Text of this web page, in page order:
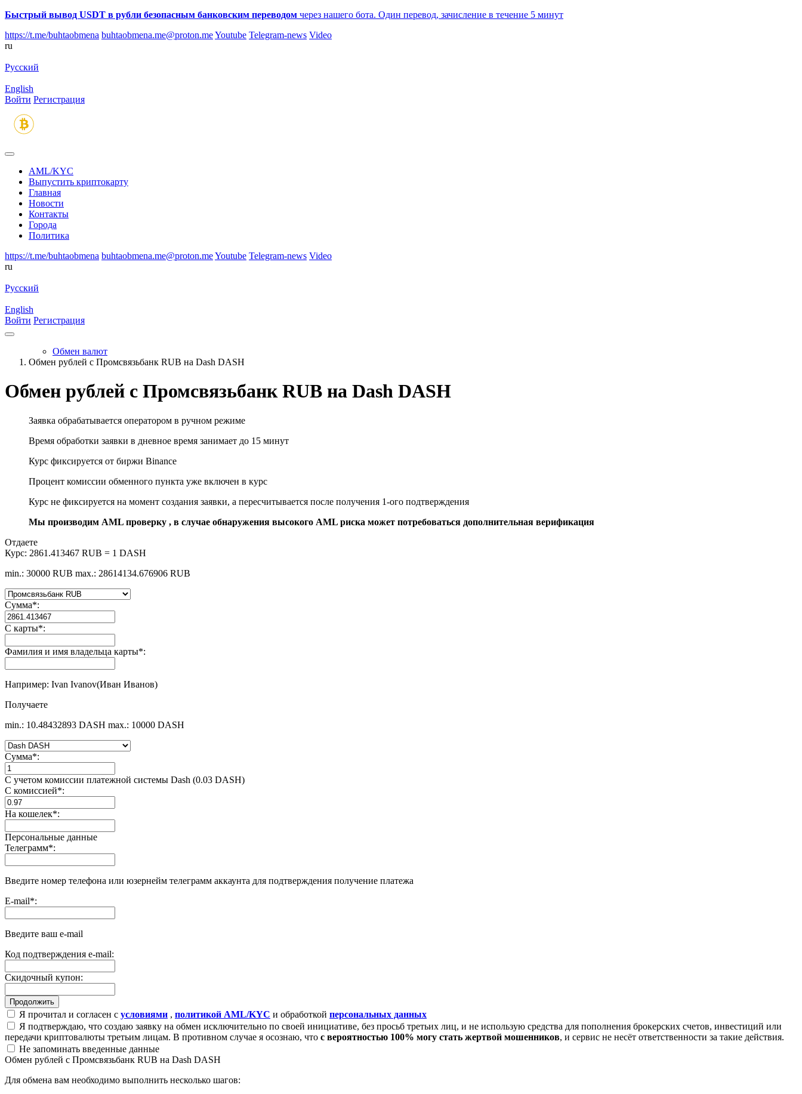
Быстрый вывод USDT в рубли безопасным банковским переводом через нашего бота. Один перевод, зачисление в течение 5 минут
https://t.me/buhtaobmena buhtaobmena.me@proton.meYoutube Telegram-news Video
ru
Русский
English
Войти Регистрация
AML/KYC
Выпустить криптокарту
Главная
Новости
Контакты
Города
Политика
https://t.me/buhtaobmena buhtaobmena.me@proton.meYoutube Telegram-news Video
ru
Русский
English
Войти Регистрация
Обмен валют
Обмен рублей с Промсвязьбанк RUB на Dash DASH
Обмен рублей с Промсвязьбанк RUB на Dash DASH
Заявка обрабатывается оператором в ручном режиме
Время обработки заявки в дневное время занимает до 15 минут
Курс фиксируется от биржи Binance
Процент комиссии обменного пункта уже включен в курс
Курс не фиксируется на момент создания заявки, а пересчитывается после получения 1-ого подтверждения
Мы производим AML проверку , в случае обнаружения высокого AML риска может потребоваться дополнительная верификация
Отдаете
Курс: 2861.413467 RUB = 1 DASH
min.: 30000 RUB max.: 28614134.676906 RUB
Сумма*:
С карты*:
Фамилия и имя владельца карты*:
Например: Ivan Ivanov(Иван Иванов)
Получаете
min.: 10.48432893 DASH max.: 10000 DASH
Сумма*:
С учетом комиссии платежной системы Dash (0.03 DASH)
С комиссией*:
На кошелек*:
Персональные данные
Телеграмм*:
Введите номер телефона или юзернейм телеграмм аккаунта для подтверждения получение платежа
E-mail*:
Введите ваш e-mail
Код подтверждения e-mail:
Скидочный купон:
Я прочитал и согласен с условиями , политикой AML/KYC и обработкой персональных данных
Я подтверждаю, что создаю заявку на обмен исключительно по своей инициативе, без просьб третьих лиц, и не использую средства для пополнения брокерских счетов, инвестиций или
передачи криптовалюты третьим лицам. В противном случае я осознаю, что с вероятностью 100% могу стать жертвой мошенников, и сервис не несёт ответственности за такие действия.
Не запоминать введенные данные
Обмен рублей с Промсвязьбанк RUB на Dash DASH
Для обмена вам необходимо выполнить несколько шагов: